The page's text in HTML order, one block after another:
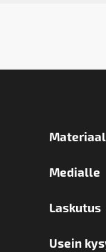
Medialle
Laskutus
Usein